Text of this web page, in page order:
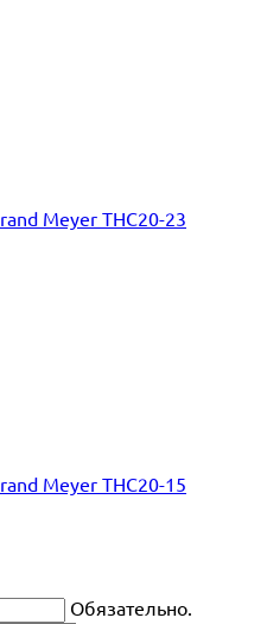
Meyer THC20-23
Meyer THC20-15
Обязательно.